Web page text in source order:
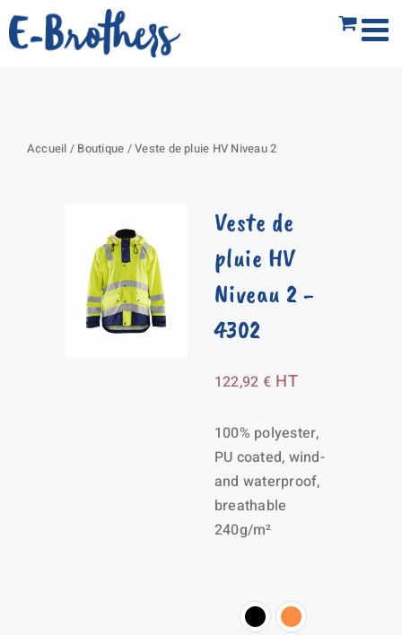
Passer
au
Accueil / Boutique /Veste de pluie HV Niveau 2
Veste de
pluie HV
Niveau 2 -
4302
122,92 € HT
100% polyester,
PU coated, wind-
and waterproof,
breathable
240g/m²